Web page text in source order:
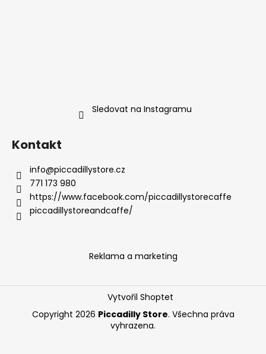
Sledovat na Instagramu
Kontakt
info@piccadillystore.cz
771 173 980
https://www.facebook.com/piccadillystorecaffe
piccadillystoreandcaffe/
Reklama a marketing
Vytvořil Shoptet
Copyright 2026 Piccadilly Store. Všechna práva
vyhrazena.